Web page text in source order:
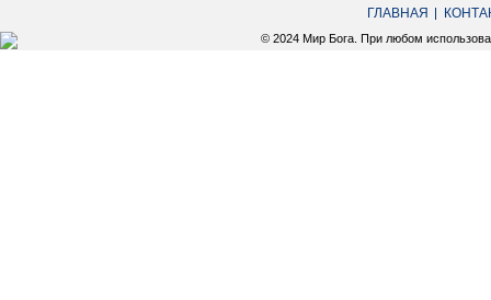
ГЛАВНАЯ
© 2024 Мир Бога. При любом